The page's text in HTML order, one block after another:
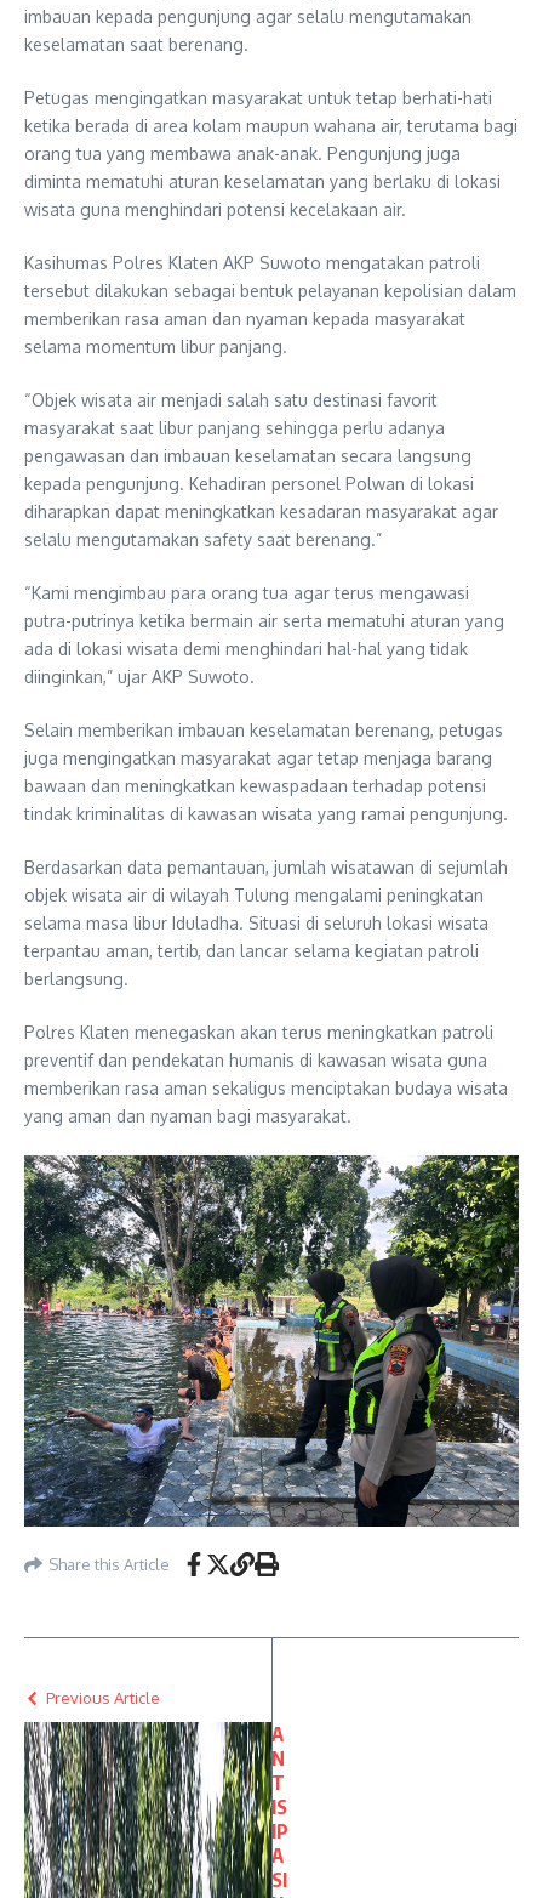
imbauan kepada pengunjung agar selalu mengutamakan
keselamatan saat berenang.
Petugas mengingatkan masyarakat untuk tetap berhati-hati
ketika berada di area kolam maupun wahana air, terutama bagi
orang tua yang membawa anak-anak. Pengunjung juga
diminta mematuhi aturan keselamatan yang berlaku di lokasi
wisata guna menghindari potensi kecelakaan air.
Kasihumas Polres Klaten AKP Suwoto mengatakan patroli
tersebut dilakukan sebagai bentuk pelayanan kepolisian dalam
memberikan rasa aman dan nyaman kepada masyarakat
selama momentum libur panjang.
“Objek wisata air menjadi salah satu destinasi favorit
masyarakat saat libur panjang sehingga perlu adanya
pengawasan dan imbauan keselamatan secara langsung
kepada pengunjung. Kehadiran personel Polwan di lokasi
diharapkan dapat meningkatkan kesadaran masyarakat agar
selalu mengutamakan safety saat berenang.”
“Kami mengimbau para orang tua agar terus mengawasi
putra-putrinya ketika bermain air serta mematuhi aturan yang
ada di lokasi wisata demi menghindari hal-hal yang tidak
diinginkan,” ujar AKP Suwoto.
Selain memberikan imbauan keselamatan berenang, petugas
juga mengingatkan masyarakat agar tetap menjaga barang
bawaan dan meningkatkan kewaspadaan terhadap potensi
tindak kriminalitas di kawasan wisata yang ramai pengunjung.
Berdasarkan data pemantauan, jumlah wisatawan di sejumlah
objek wisata air di wilayah Tulung mengalami peningkatan
selama masa libur Iduladha. Situasi di seluruh lokasi wisata
terpantau aman, tertib, dan lancar selama kegiatan patroli
berlangsung.
Polres Klaten menegaskan akan terus meningkatkan patroli
preventif dan pendekatan humanis di kawasan wisata guna
memberikan rasa aman sekaligus menciptakan budaya wisata
yang aman dan nyaman bagi masyarakat.
Share this Article
Previous Article
A
N
T
IS
IP
A
SI